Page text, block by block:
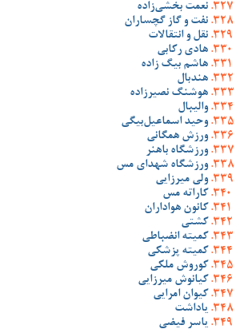
نعمت بخشی‌زاده
نفت و گاز گچساران
نقل و انتقالات
هادی رکابی
هاشم بیگ زاده
هندبال
هوشنگ نصیرزاده
والیبال
وحید اسماعیل‌بیگی
ورزش همگانی
ورزشگاه باهنر
ورزشگاه شهدای مس
ولی میرزایی
کاراته مس
کانون هواداران
کشتی
کمیته انضباطی
کمیته پزشکی
کوروش ملکی
کیانوش میرزایی
کیوان امرایی
یاداشت
یاسر فیضی